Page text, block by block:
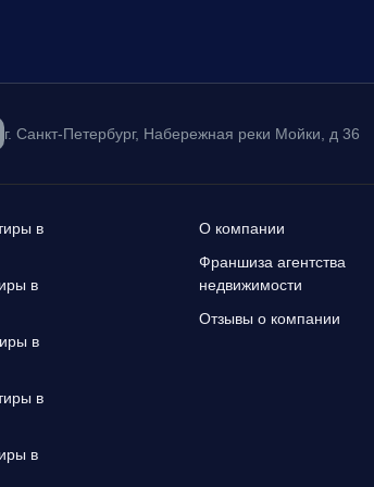
г. Санкт-Петербург, Набережная реки Мойки, д 36
в
в
в
в
в
О компании
Франшиза агентства
недвижимости
Отзывы о компании